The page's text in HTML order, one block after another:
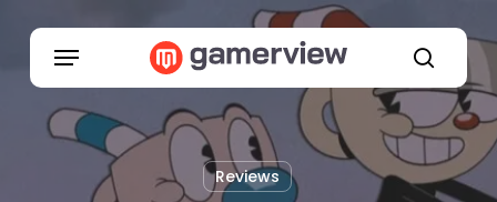
search
Menu
Reviews